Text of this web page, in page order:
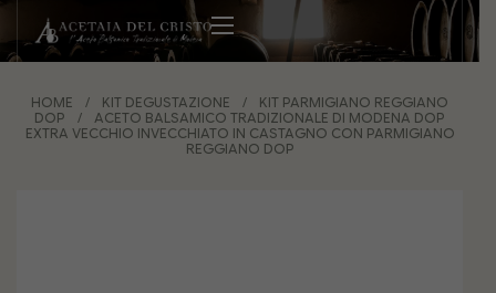
HOME / KIT DEGUSTAZIONE /
KIT PARMIGIANO REGGIANO
DOP
/
ACETO BALSAMICO TRADIZIONALE DI MODENA DOP
EXTRA VECCHIO INVECCHIATO IN CASTAGNO CON PARMIGIANO
REGGIANO DOP